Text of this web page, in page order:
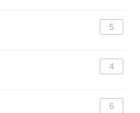
5
4
6